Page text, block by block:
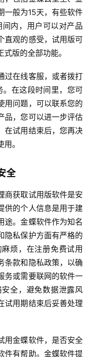
一般为15天，有些软件
内，用户可以对产品
直观的感受，试用版可
版的全部功能。
过在线客服，或者拨打
在这段时间里，您可
用问题，可以联系您的
品，您可以进一步评估
在试用结束后，您再决
。
全
商获取试用版软件是安
供的个人信息是用于建
途。金蝶软件作为知名
隐私保护方面有严格的
烦，在注册免费试用
条款和隐私政策，以确
务或需要联网的软件一
全，避免数据泄露风
试用期结束后妥善处理
用金蝶软件，是否安全
件有帮助。金蝶软件提